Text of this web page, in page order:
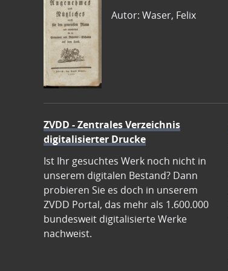
Autor: Waser, Felix
ZVDD - Zentrales Verzeichnis
digitalisierter Drucke
Ist Ihr gesuchtes Werk noch nicht in
unserem digitalen Bestand? Dann
probieren Sie es doch in unserem
ZVDD Portal, das mehr als 1.600.000
bundesweit digitalisierte Werke
nachweist.